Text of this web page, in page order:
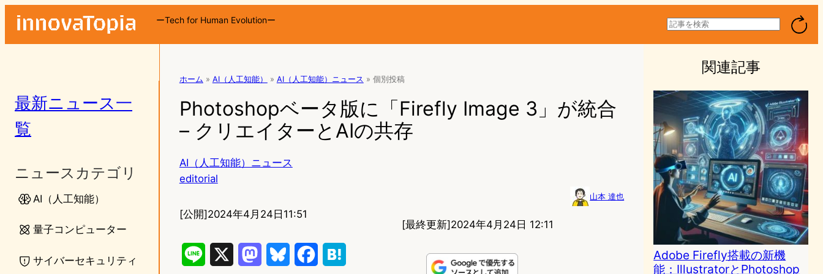
ーTech for Human Evolutionー
検
索
最新ニュース一
覧
ニュースカテゴリ
AI（人工知能）
量子コンピューター
サイバーセキュリティ
ホーム » AI（人工知能） » AI（人工知能）ニュース » 個別投稿
Photoshopベータ版に「Firefly Image 3」が統合
– クリエイターとAIの共存
AI（人工知能）ニュース
editorial
山本 達也
[公開]2024年4月24日11:51
[最終更新]2024年4月24日 12:11
関連記事
Adobe Firefly搭載の新機
能：IllustratorとPhotoshop